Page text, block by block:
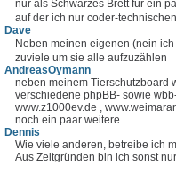
nur als Schwarzes Brett für ein
auf der ich nur coder-
Dave
Neben meinen eigenen (nein
zuviele um sie alle aufzuzählen
AndreasOymann
neben meinem Tierschutzboard
verschiedene phpBB- sowie
www.z1000ev.de ,
noch ein paar weitere...
Dennis
Wie viele anderen, betreibe ich
Aus Zeitgründen bin ich sonst